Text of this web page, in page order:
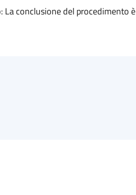
conclusione del procedimento è